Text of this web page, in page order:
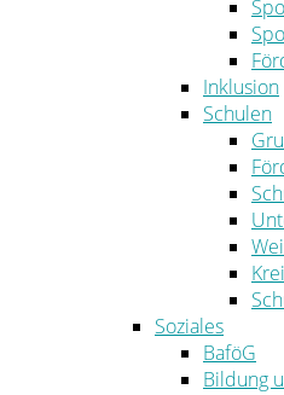
Inklusion
Schulen
Soziales
BaföG
Bildung